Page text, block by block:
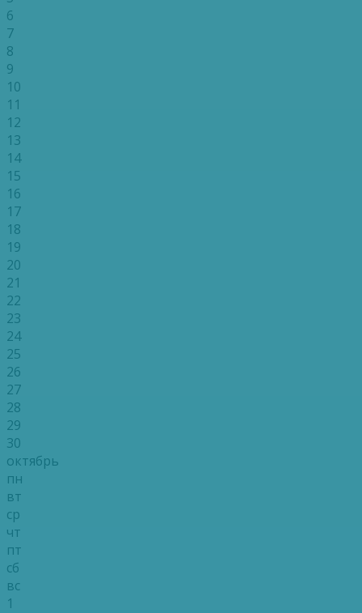
6
7
8
9
10
11
12
13
14
15
16
17
18
19
20
21
22
23
24
25
26
27
28
29
30
октябрь
пн
вт
ср
чт
пт
сб
вс
1